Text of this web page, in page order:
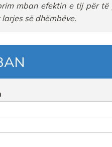
mban efektine tij për të
larjes së dhëmbëve.